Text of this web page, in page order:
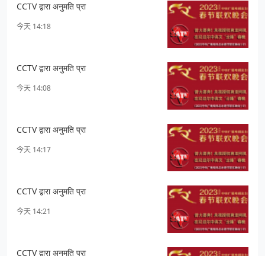
CCTV द्वारा अनुमति प्रा
今天 14:18
CCTV द्वारा अनुमति प्रा
今天 14:08
CCTV द्वारा अनुमति प्रा
今天 14:17
CCTV द्वारा अनुमति प्रा
今天 14:21
CCTV द्वारा अनुमति प्रा